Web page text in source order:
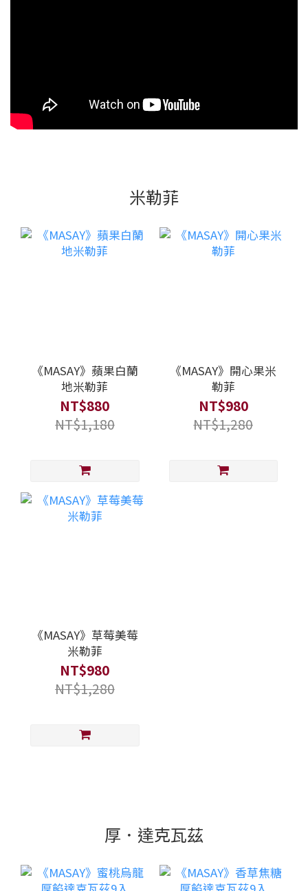
米勒菲
《MASAY》蘋果白蘭
地米勒菲
NT$880
NT$1,180
《MASAY》開心果米
勒菲
NT$980
NT$1,280
《MASAY》草莓美莓
米勒菲
NT$980
NT$1,280
厚．達克瓦茲